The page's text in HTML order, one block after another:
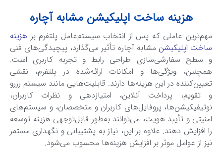
هزینه ساخت اپلیکیشن مشابه آچاره
عاملی که پس از انتخاب سیستم‌عامل پلتفرم برهزینه
اپلیکیشنمشابه آچاره تأثیر می‌گذارد، پیچیدگی‌های فنی
سفارشی‌سازی طراحی رابط و تجربه کاربری است.
ویژگی‌ها و امکانات ارائه‌شده در پلتفرم، نقشی
در این هزینه‌ها دارند. قابلیت‌هایی مانند سیستم رزرو
پرداخت آنلاین، امتیازدهی و نظرات کاربران،
پروفایل‌های کاربران و متخصصان، و سیستم‌های
و تأیید هویت، می‌توانند به‌طور قابل‌توجهی هزینه توسعه
دهند. علاوه بر این، نیاز به پشتیبانی و نگهداری مستمر
عوامل موثر بر افزایش هزینه‌ها محسوب می‌شود.